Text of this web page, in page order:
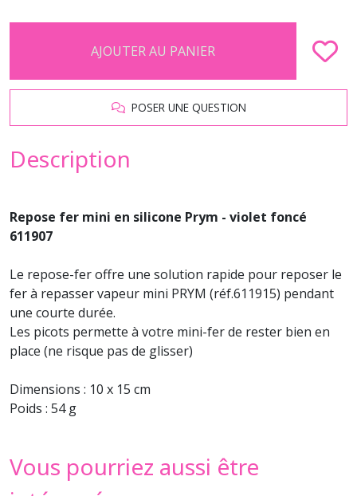
AJOUTER AU PANIER
POSER UNE QUESTION
Description
Repose fer mini en silicone Prym - violet foncé
611907
Le repose-fer offre une solution rapide pour reposer le
fer à repasser vapeur mini PRYM (réf.611915) pendant
une courte durée.
Les picots permette à votre mini-fer de rester bien en
place (ne risque pas de glisser)
Dimensions : 10 x 15 cm
Poids : 54 g
Vous pourriez aussi être